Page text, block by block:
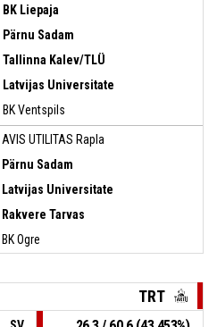
BK Liepaja
Pärnu Sadam
Tallinna Kalev/TLÜ
Latvijas Universitate
BK Ventspils
AVIS UTILITAS Rapla
Pärnu Sadam
Latvijas Universitate
Rakvere Tarvas
BK Ogre
TRT